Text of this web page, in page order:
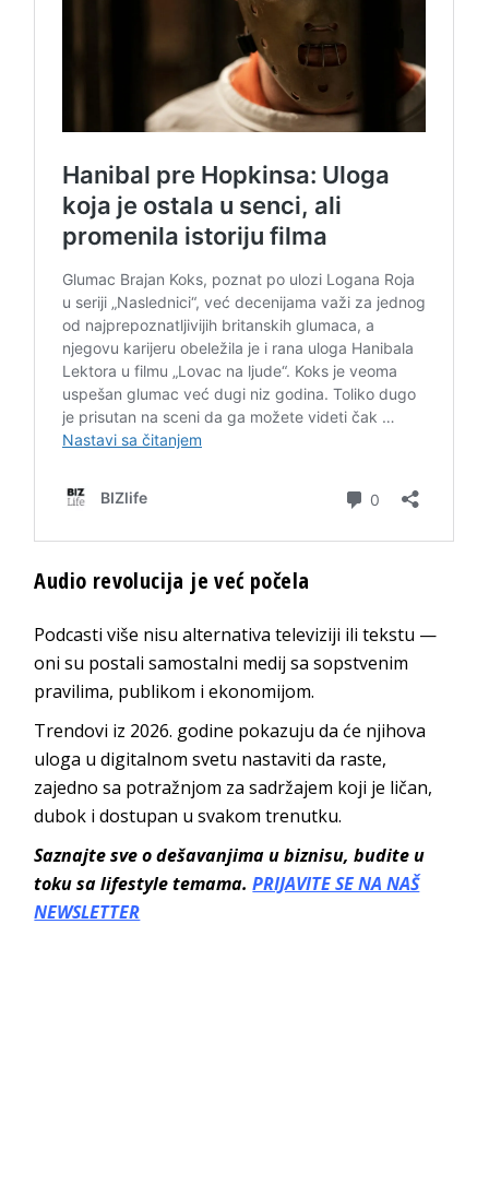
Audio revolucija je već počela
Podcasti više nisu alternativa televiziji ili tekstu —
oni su postali samostalni medij sa sopstvenim
pravilima, publikom i ekonomijom.
Trendovi iz 2026. godine pokazuju da će njihova
uloga u digitalnom svetu nastaviti da raste,
zajedno sa potražnjom za sadržajem koji je ličan,
dubok i dostupan u svakom trenutku.
Saznajte sve o dešavanjima u biznisu, budite u
toku sa lifestyle temama.PRIJAVITE SE NA NAŠ
NEWSLETTER